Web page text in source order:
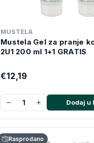
MUSTELA
Mustela Gel za pranje
2U1 200 ml 1+1 GRATIS
€12,19
− + Dodaj u
Rasprodano